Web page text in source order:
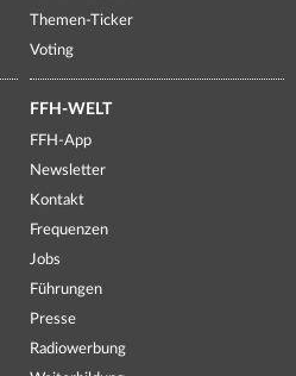
Themen-Ticker
Voting
FFH-WELT
FFH-App
Newsletter
Kontakt
Frequenzen
Jobs
Führungen
Presse
Radiowerbung